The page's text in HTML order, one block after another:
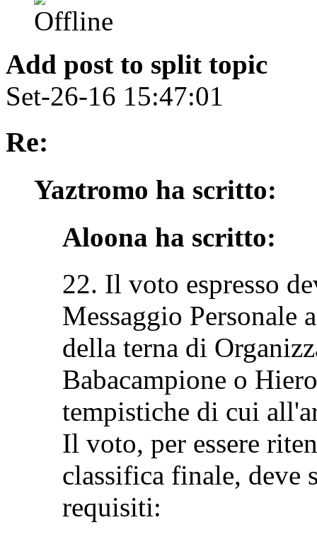
Add post to split topic
Set-26-16 15:47:01
Re:
Yaztromo ha scritto:
Aloona ha scritto:
22. Il voto espresso
Messaggio Personale
della terna di
Babacampione o
tempistiche di cui
Il voto, per essere
classifica finale, deve
requisiti: